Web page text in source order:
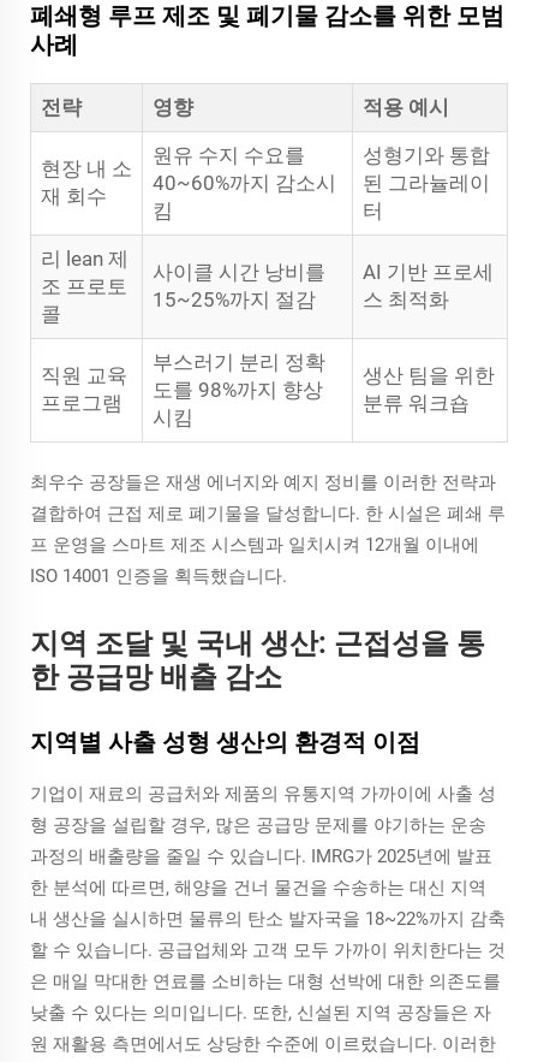
폐쇄형 루프 제조 및 폐기물 감소를 위한 모범
사례
전략 영향 적용 예시
현장 내 소
재 회수
원유 수지 수요를
40~60%까지 감소시
킴
성형기와 통합
된 그라뉼레이
터
리 lean 제
조 프로토
콜
사이클 시간 낭비를
15~25%까지 절감
AI 기반 프로세
스 최적화
직원 교육
프로그램
부스러기 분리 정확
도를 98%까지 향상
시킴
생산 팀을 위한
분류 워크숍
최우수 공장들은 재생 에너지와 예지 정비를 이러한 전략과
결합하여 근접 제로 폐기물을 달성합니다. 한 시설은 폐쇄 루
프 운영을 스마트 제조 시스템과 일치시켜 12개월 이내에
ISO 14001 인증을 획득했습니다.
지역 조달 및 국내 생산: 근접성을 통
한 공급망 배출 감소
지역별 사출 성형 생산의 환경적 이점
기업이 재료의 공급처와 제품의 유통지역 가까이에 사출 성
형 공장을 설립할 경우, 많은 공급망 문제를 야기하는 운송
과정의 배출량을 줄일 수 있습니다. IMRG가 2025년에 발표
한 분석에 따르면, 해양을 건너 물건을 수송하는 대신 지역
내 생산을 실시하면 물류의 탄소 발자국을 18~22%까지 감축
할 수 있습니다. 공급업체와 고객 모두 가까이 위치한다는 것
은 매일 막대한 연료를 소비하는 대형 선박에 대한 의존도를
낮출 수 있다는 의미입니다. 또한, 신설된 지역 공장들은 자
원 재활용 측면에서도 상당한 수준에 이르렀습니다. 이러한